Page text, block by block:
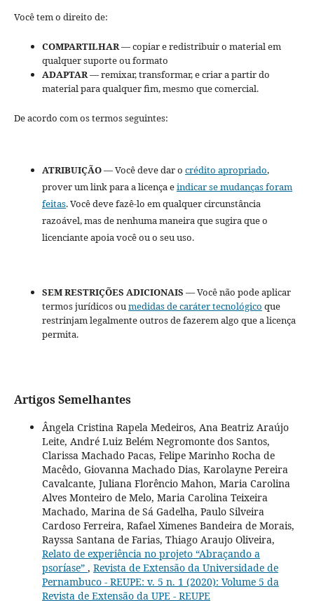
Você tem o direito de:
COMPARTILHAR— copiar e redistribuir o material em
qualquer suporte ou formato
ADAPTAR— remixar, transformar, e criar a partir do
material para qualquer fim, mesmo que comercial.
De acordo com os termos seguintes:
ATRIBUIÇÃO— Você deve dar o crédito apropriado,
prover um link para a licença eindicar se mudanças foram
feitas. Você deve fazê-lo em qualquer circunstância
razoável, mas de nenhuma maneira que sugira que o
licenciante apoia você ou o seu uso.
SEM RESTRIÇÕES ADICIONAIS — Você não pode aplicar
termos jurídicos oumedidas de caráter tecnológico que
restrinjam legalmente outros de fazerem algo que a licença
permita.
Artigos Semelhantes
Ângela Cristina Rapela Medeiros, Ana Beatriz Araújo
Leite, André Luiz Belém Negromonte dos Santos,
Clarissa Machado Pacas, Felipe Marinho Rocha de
Macêdo, Giovanna Machado Dias, Karolayne Pereira
Cavalcante, Juliana Florêncio Mahon, Maria Carolina
Alves Monteiro de Melo, Maria Carolina Teixeira
Machado, Marina de Sá Gadelha, Paulo Silveira
Cardoso Ferreira, Rafael Ximenes Bandeira de Morais,
Rayssa Santana de Farias, Thiago Araujo Oliveira,
Relato de experiência no projeto “Abraçando a
psoríase” , Revista de Extensão da Universidade de
Pernambuco - REUPE: v. 5 n. 1 (2020): Volume 5 da
Revista de Extensão da UPE - REUPE